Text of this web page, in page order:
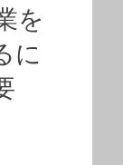
を
に